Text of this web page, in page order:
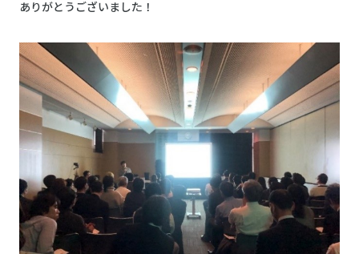
ありがとうございました！